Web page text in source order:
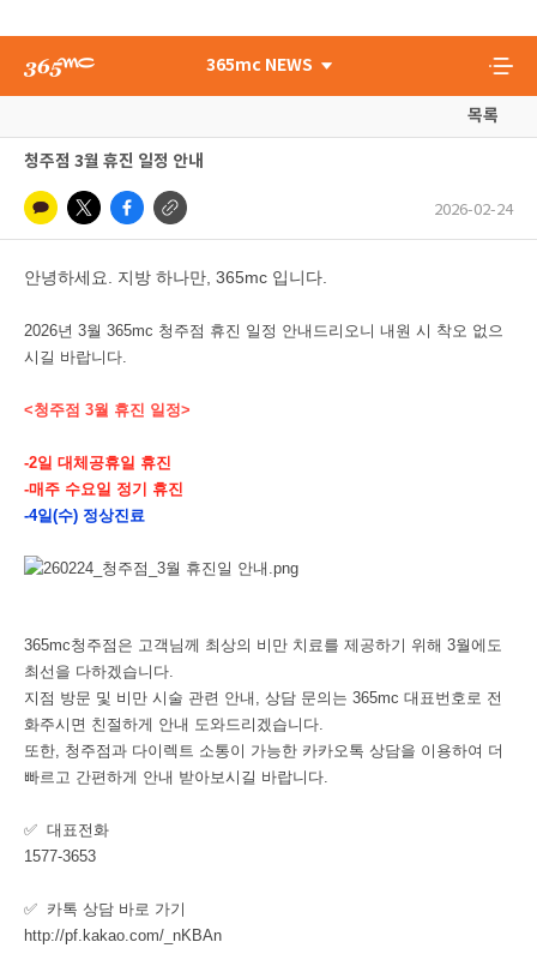
365mc NEWS
목록
청주점 3월 휴진 일정 안내
2026-02-24
안녕하세요. 지방 하나만, 365mc 입니다.
2026년 3월 365mc 청주점 휴진 일정 안내드리오니 내원 시 착오 없으
시길 바랍니다.
<청주점 3월 휴진 일정>
-2일 대체공휴일 휴진
-매주 수요일 정기 휴진
-4일(수) 정상진료
365mc청주점은 고객님께 최상의 비만 치료를 제공하기 위해 3월에도
최선을 다하겠습니다.
지점 방문 및 비만 시술 관련 안내, 상담 문의는 365mc 대표번호로 전
화주시면 친절하게 안내 도와드리겠습니다.
또한, 청주점과 다이렉트 소통이 가능한 카카오톡 상담을 이용하여 더
빠르고 간편하게 안내 받아보시길 바랍니다.
✅ 대표전화
1577-3653
✅ 카톡 상담 바로 가기
http://pf.kakao.com/_nKBAn